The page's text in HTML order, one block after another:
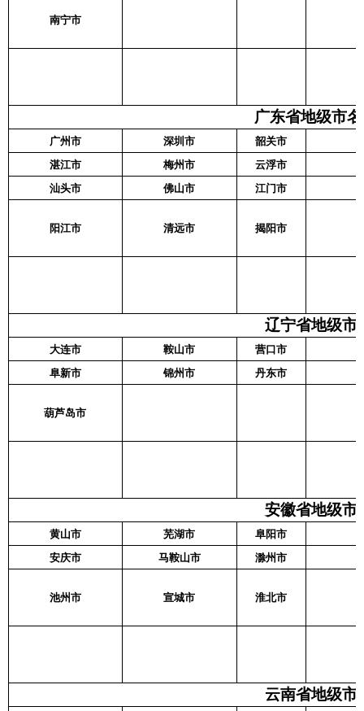
南宁市
广东省地级市
广州市 深圳市 韶关市
湛江市
梅州市 云浮市
汕头市
佛山市 江门市
阳江市 清远市 揭阳市
辽宁省地级市
大连市 鞍山市 营口市
阜新市
锦州市 丹东市
葫芦岛市
安徽省地级市
黄山市 芜湖市 阜阳市
安庆市
马鞍山市 滁州市
池州市 宣城市 淮北市
云南省地级市